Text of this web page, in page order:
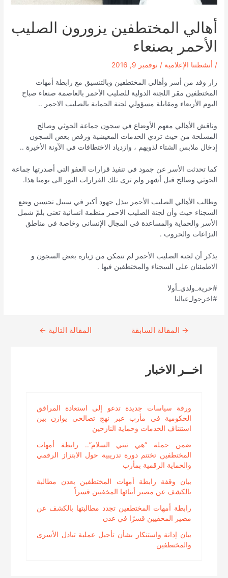
أهالي المختطفين يزورون الصليب
الأحمر بصنعاء
/ أنشطتنا الإعلامية / نوفمبر 9, 2016
زار وفد من أسر وأهالي المختطفين وبالتنسيق مع رابطة أمهات
المختطفين مقر اللجنة الدولية للصليب الأحمر بالعاصمة صنعاء صباح
اليوم الأربعاء ومقابلة مسؤولي لجنة الحماية بالصليب الاحمر ..
وناقش الأهالي معهم الأوضاع في سجون جماعة الحوثي وصالح
المسلحة من حيث تردي الخدمات المعيشية ورفض بعض السجون
إدخال ملابس الشتاء لذويهم ، وازدياد الاختطافات في الآونة الأخيرة ..
كما تحدثت الأسر عن جمود في تنفيذ قرارات العفو التي أصدرتها جماعة
الحوثي وصالح قبل أشهر ولم ترى تلك القرارات النور الى يومنا هذا.
وطالب الأهالي الصليب الأحمر ببذل جهود أكبر في سبيل تحسين وضع
السجناء حيث وأن لجنة الصليب الاحمر منظمة انسانية تعنى بلمّ شمل
الأسر والحماية والمساعدة في المجال الإنساني وخاصة في مناطق
النزاعات والحروب .
يذكر أن لجنة الصليب الأحمر لم تتمكن من زيارة بعض السجون و
الاطمئنان على السجناء والمختطفين فيها .
#حرية_ولدي_أولا
#اخرجوا_عيالنا
Continue
→ المقالة السابقة المقالة التالية ←
اخــر الاخبار
ورقة سياسات جديدة تدعو إلى استعادة المرافق
الحكومية في مأرب عبر نهج تصالحي يوازن بين
استئناف الخدمات وحماية النازحين
ضمن حملة “هي تبني السلام”.. رابطة أمهات
المختطفين تختتم دورة تدريبية حول الابتزاز الرقمي
والحماية الرقمية بمأرب
بيان وقفة رابطة أمهات المختطفين بعدن مطالبة
بالكشف عن مصير أبنائها المخفيين قسراً
رابطة أمهات المختطفين تجدد مطالبتها بالكشف عن
مصير المخفيين قسرًا في عدن
بيان إدانة واستنكار بشأن تأجيل عملية تبادل الأسرى
والمختطفين